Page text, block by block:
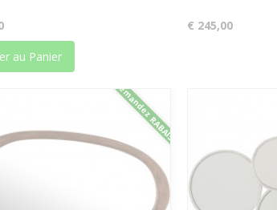
au Panier
€ 245,00
Demandez RABAIS